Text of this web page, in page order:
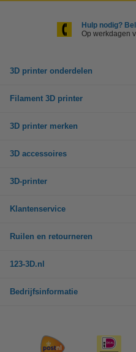
Hulp nodig?
Op werkdagen
3D printer onderdelen
Filament 3D printer
3D printer merken
3D accessoires
3D-printer
Klantenservice
Ruilen en retourneren
123-3D.nl
Bedrijfsinformatie